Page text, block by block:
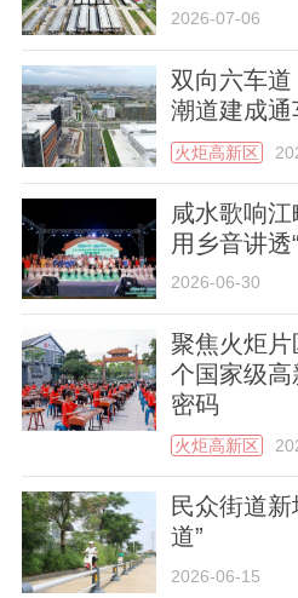
关于我们 版权声明
2026-07-06
双向六车
潮道建成通
火炬高新区
咸水歌响江
用乡音讲透
2026-06-30
聚焦火炬片
个国家级
密码
火炬高新区
民众街道
道”
2026-06-15